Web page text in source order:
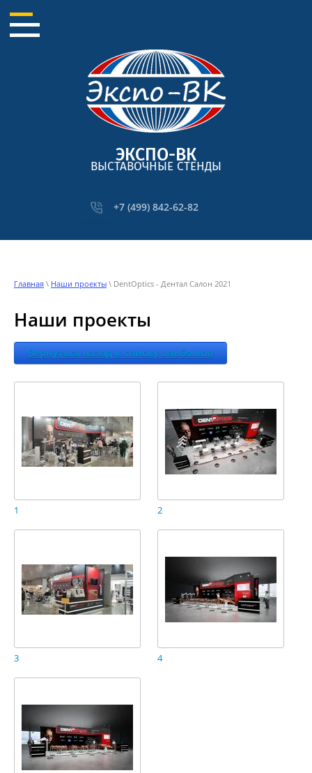
ЭКСПО-ВК
ВЫСТАВОЧНЫЕ СТЕНДЫ
+7 (499) 842-62-82
Главная \ Наши проекты \ DentOptics - Дентал Салон 2021
Наши проекты
Вернуться назад к списку альбомов
1 2
3 4